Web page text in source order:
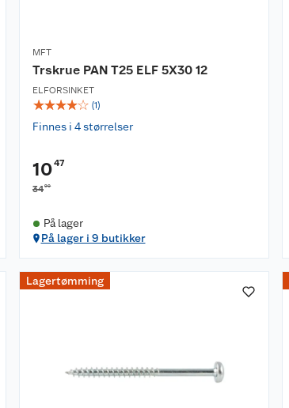
MFT
Trskrue PAN T25 ELF 5X30 12
ELFORSINKET
☆☆☆☆☆ (1)
Finnes i 4 størrelser
1047
3490
På lager
På lager i 9 butikker
Lagertømming